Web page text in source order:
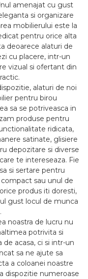
amenajat cu gust
si organizare
mobilierului este la
pentru orice alta
deoarece alaturi de
cu placere, intr-un
vizual si ofertant din
alaturi de noi
pentru birou
sa se potriveasca in
produse pentru
ridicata,
satinate, glisiere
depozitare si diverse
te intereseaza. Fie
si sertare pentru
sau unul de
produs iti doresti,
gust locul de munca
noastra de lucru nu
potrivita si
acasa, ci si intr-un
sa ne ajute sa
a coloanei noastre
dispozitie numeroase